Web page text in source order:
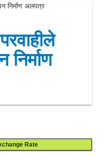
Rate